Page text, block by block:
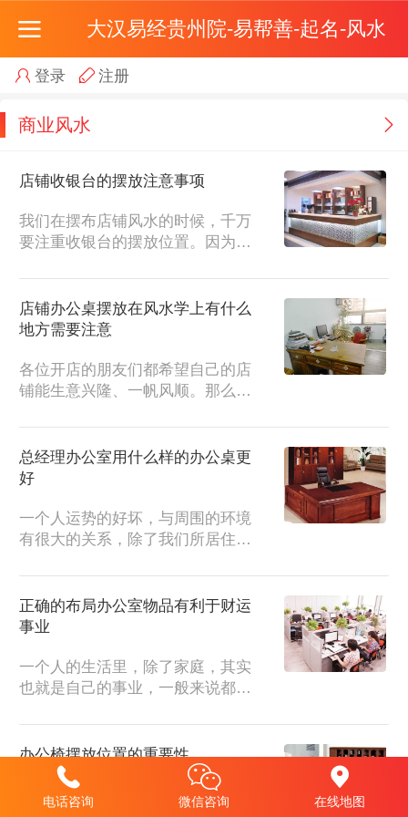
大汉易经贵州院-易帮善-起名-风水
登录 注册
商业风水
店铺收银台的摆放注意事项
我们在摆布店铺风水的时候，千万
要注重收银台的摆放位置。因为收
对的风水方位，能提升您的...
店铺办公桌摆放在风水学上有什么
地方需要注意
各位开店的朋友们都希望自己的店
铺能生意兴隆、一帆风顺。那么，
地方需要注意的呢？一、办...
总经理办公室用什么样的办公桌更
好
一个人运势的好坏，与周围的环境
有很大的关系，除了我们所居住的
视。尤其是其中的办公桌，它...
正确的布局办公室物品有利于财运
事业
一个人的生活里，除了家庭，其实
也就是自己的事业，一般来说都是
人生状态。工作是为了更好...
办公椅摆放位置的重要性
事业会如何走向，对每一个在职场
电话咨询 微信咨询 在线地图